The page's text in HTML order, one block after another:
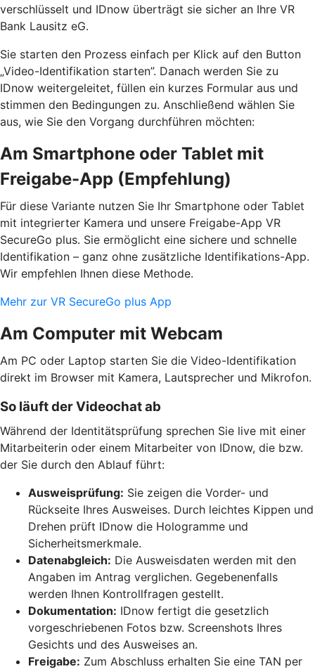
verschlüsselt und IDnow überträgt sie sicher an Ihre VR
Bank Lausitz eG.
Sie starten den Prozess einfach per Klick auf den Button
„Video-Identifikation starten”. Danach werden Sie zu
IDnow weitergeleitet, füllen ein kurzes Formular aus und
stimmen den Bedingungen zu. Anschließend wählen Sie
aus, wie Sie den Vorgang durchführen möchten:
Am Smartphone oder Tablet mit
Freigabe-App (Empfehlung)
Für diese Variante nutzen Sie Ihr Smartphone oder Tablet
mit integrierter Kamera und unsere Freigabe-App VR
SecureGo plus. Sie ermöglicht eine sichere und schnelle
Identifikation – ganz ohne zusätzliche Identifikations-App.
Wir empfehlen Ihnen diese Methode.
Mehr zur VR SecureGo plus App
Am Computer mit Webcam
Am PC oder Laptop starten Sie die Video-Identifikation
direkt im Browser mit Kamera, Lautsprecher und Mikrofon.
So läuft der Videochat ab
Während der Identitätsprüfung sprechen Sie live mit einer
Mitarbeiterin oder einem Mitarbeiter von IDnow, die bzw.
der Sie durch den Ablauf führt:
Ausweisprüfung: Sie zeigen die Vorder- und
Rückseite Ihres Ausweises. Durch leichtes Kippen und
Drehen prüft IDnow die Hologramme und
Sicherheitsmerkmale.
Datenabgleich: Die Ausweisdaten werden mit den
Angaben im Antrag verglichen. Gegebenenfalls
werden Ihnen Kontrollfragen gestellt.
Dokumentation: IDnow fertigt die gesetzlich
vorgeschriebenen Fotos bzw. Screenshots Ihres
Gesichts und des Ausweises an.
Freigabe: Zum Abschluss erhalten Sie eine TAN per